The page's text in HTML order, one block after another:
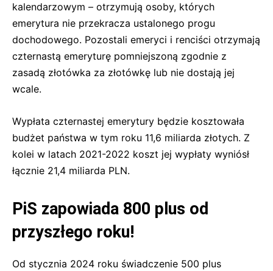
kalendarzowym – otrzymują osoby, których
emerytura nie przekracza ustalonego progu
dochodowego. Pozostali emeryci i renciści otrzymają
czternastą emeryturę pomniejszoną zgodnie z
zasadą złotówka za złotówkę lub nie dostają jej
wcale.
Wypłata czternastej emerytury będzie kosztowała
budżet państwa w tym roku 11,6 miliarda złotych. Z
kolei w latach 2021-2022 koszt jej wypłaty wyniósł
łącznie 21,4 miliarda PLN.
PiS zapowiada 800 plus od
przyszłego roku!
Od stycznia 2024 roku świadczenie 500 plus